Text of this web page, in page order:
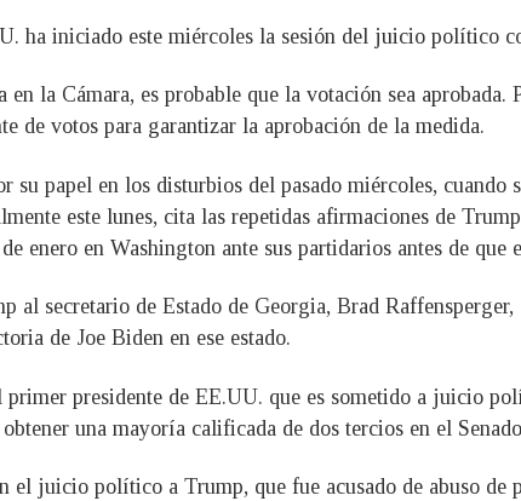
ha iniciado este miércoles la sesión del juicio político
en la Cámara, es probable que la votación sea
de votos para garantizar la aprobación de la medida.
su papel en los disturbios del pasado miércoles,
este lunes, cita las repetidas afirmaciones de
enero en Washington ante sus partidarios antes de
al secretario de Estado de Georgia, Brad
de Joe Biden en ese estado.
presidente de EE.UU. que es sometido a juicio
una mayoría calificada de dos tercios en el
el juicio político a Trump, que fue acusado de abuso de